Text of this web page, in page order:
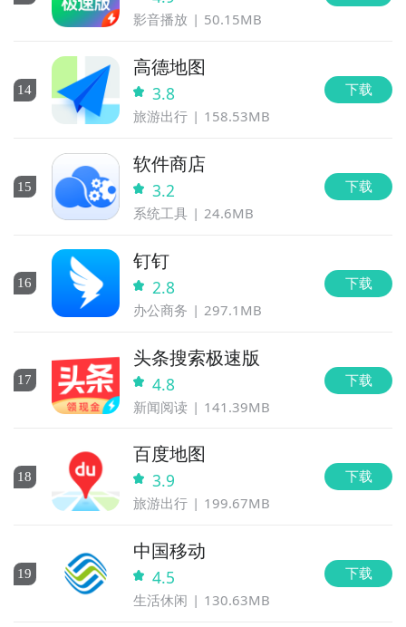
影音播放 50.15MB
14
高德地图
3.8
旅游出行 158.53MB
下载
15
软件商店
3.2
系统工具 24.6MB
下载
16
钉钉
2.8
办公商务 297.1MB
下载
17
头条搜索极速版
4.8
新闻阅读 141.39MB
下载
18
百度地图
3.9
旅游出行 199.67MB
下载
19
中国移动
4.5
生活休闲 130.63MB
下载